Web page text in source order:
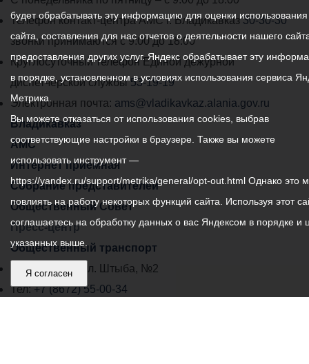
подплывать близко к
моторным лодкам и
прочим плавательным
средствам.
- Во избежание
на пляже в головном
- Не допускать ситуаций
шалости на воде.
Если тонет человек:
помощь: «Человек тонет!»
- Попросите вызвать
работы
администрации
местного
самоуправления
города
Владикавказ:
Телефон контакт-центра АМС г. Владикавказ30-30-30
звонки принимаются с 9:00 до 18:00
Круглосуточный телефон Единой дежурной
диспетчерской службы53-19-19
Электронная почта: ams@vladikavkaz.alania.gov.ru
Владикавказ
АМС
Интернет приемная
Собрание представителей
Общественный Совет
Пресс-центр
Общественный транспорт
Владикавказ, пл. Штыба, №2
Тел:+7 (8672) 55-00-34
будет обрабатывать эту информацию для оценки
сайта, составления для нас отчетов о деятельности нашего
предоставления других услуг. Яндекс обрабатывает эту
в порядке, установленном в условиях использования сервиса
Метрика.
Вы можете отказаться от использования cookies, выбрав
соответствующие настройки в браузере. Также вы можете
использовать инструмент —
https://yandex.ru/support/metrika/general/opt-out.html Однако это
повлиять на работу некоторых функций сайта. Используя этот
соглашаетесь на обработку данных о вас Яндексом в порядке и
указанных выше.
Я согласен